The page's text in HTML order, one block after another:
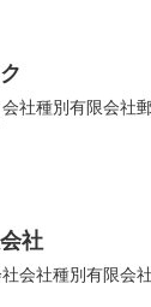
社種別有限会社
社
会社種別有限会